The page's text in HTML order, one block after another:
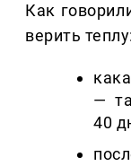
Как
верить теплу:
—
40